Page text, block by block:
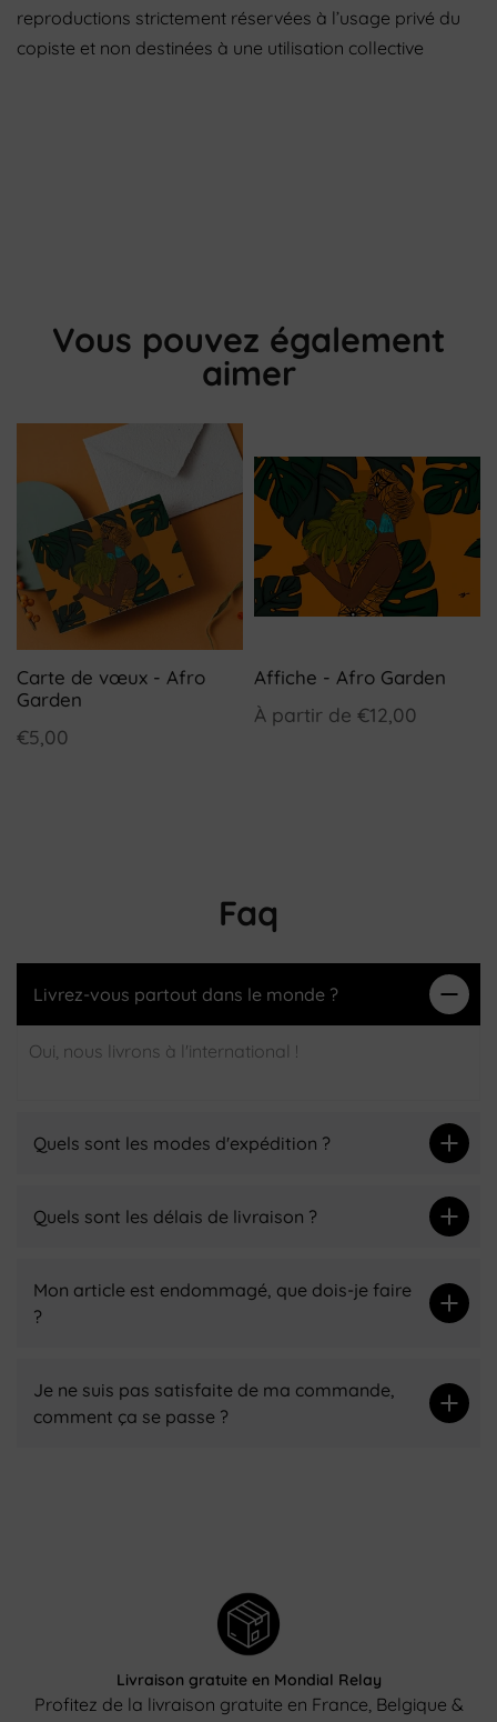
reproductions strictement réservées à l’usage privé du
copiste et non destinées à une utilisation collective
Vous pouvez également
aimer
Carte de vœux - Afro
Garden
€5,00
Affiche - Afro Garden
À partir de €12,00
Faq
Livrez-vous partout dans le monde ?
Oui, nous livrons à l'international !
Quels sont les modes d'expédition ?
Quels sont les délais de livraison ?
Mon article est endommagé, que dois-je faire
?
Je ne suis pas satisfaite de ma commande,
comment ça se passe ?
Livraison gratuite en Mondial Relay
Profitez de la livraison gratuite en France, Belgique &